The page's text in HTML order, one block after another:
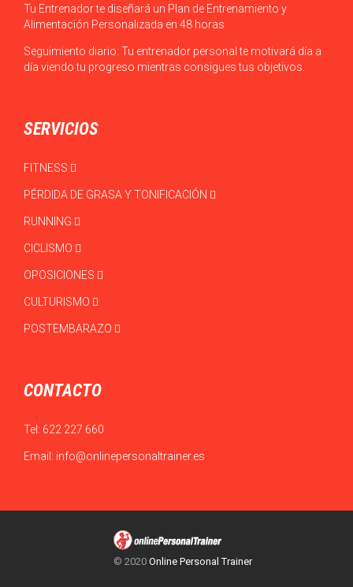
Tu Entrenador te diseñará un Plan de Entrenamiento y
Alimentación Personalizada en 48 horas
Seguimiento diario: Tu entrenador personal te motivará día a
día viendo tu progreso mientras consigues tus objetivos.
SERVICIOS
FITNESS
PÉRDIDA DE GRASA Y TONIFICACIÓN
RUNNING
CICLISMO
OPOSICIONES
CULTURISMO
POSTEMBARAZO
CONTACTO
Tel: 622 227 660
Email: info@onlinepersonaltrainer.es
© 2020 Online Personal Trainer